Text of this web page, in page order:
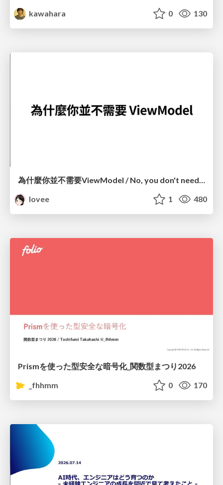
kawahara
0 130
為什麼你並不需要ViewModel / No, you don't need a ViewModel
lovee
1 480
Prismを使った型安全な暗号化_関数型まつり2026
_fhhmm
0 170